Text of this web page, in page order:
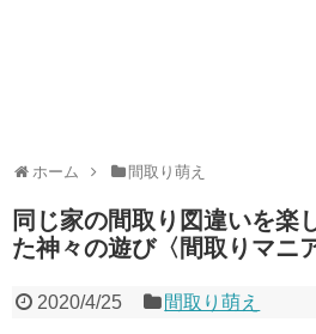
ホーム 間取り萌え
同じ家の間取り図違いを楽
た神々の遊び〈間取りマニ
2020/4/25 間取り萌え